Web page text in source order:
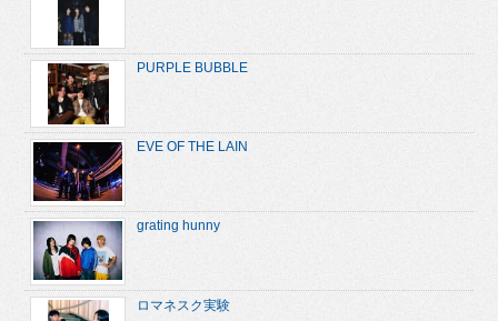
PURPLE BUBBLE
EVE OF THE LAIN
grating hunny
ロマネスク実験